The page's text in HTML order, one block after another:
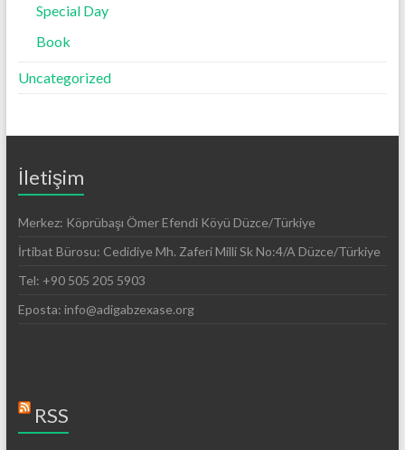
Special Day
Book
Uncategorized
İletişim
Merkez: Köprübaşı Ömer Efendi Köyü Düzce/Türkiye
İrtibat Bürosu: Cedidiye Mh. Zaferi Milli Sk No:4/A Düzce/Türkiye
Tel: +90 505 205 5903
Eposta: info@adigabzexase.org
RSS